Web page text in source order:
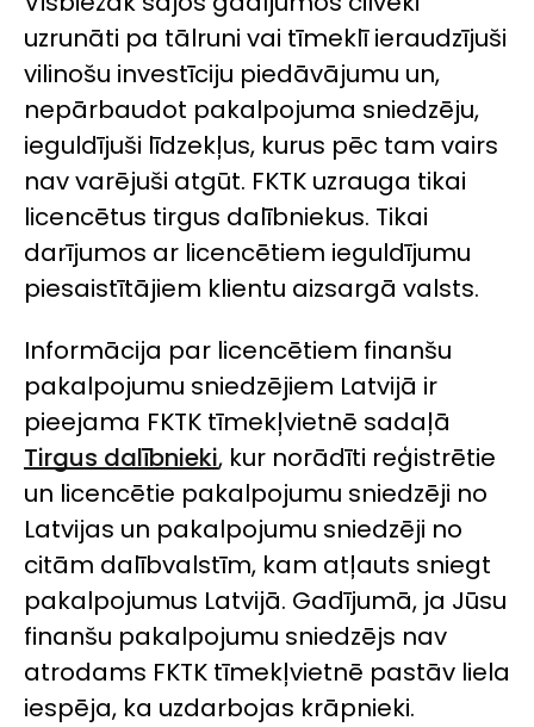
uzrunāti pa tālruni vai tīmeklī ieraudzījuši
vilinošu investīciju piedāvājumu un,
nepārbaudot pakalpojuma sniedzēju,
ieguldījuši līdzekļus, kurus pēc tam vairs
nav varējuši atgūt. FKTK uzrauga tikai
licencētus tirgus dalībniekus. Tikai
darījumos ar licencētiem ieguldījumu
piesaistītājiem klientu aizsargā valsts.
Informācija par licencētiem finanšu
pakalpojumu sniedzējiem Latvijā ir
pieejama FKTK tīmekļvietnē sadaļā
Tirgus dalībnieki, kur norādīti reģistrētie
un licencētie pakalpojumu sniedzēji no
Latvijas un pakalpojumu sniedzēji no
citām dalībvalstīm, kam atļauts sniegt
pakalpojumus Latvijā. Gadījumā, ja Jūsu
finanšu pakalpojumu sniedzējs nav
atrodams FKTK tīmekļvietnē pastāv liela
iespēja, ka uzdarbojas krāpnieki.